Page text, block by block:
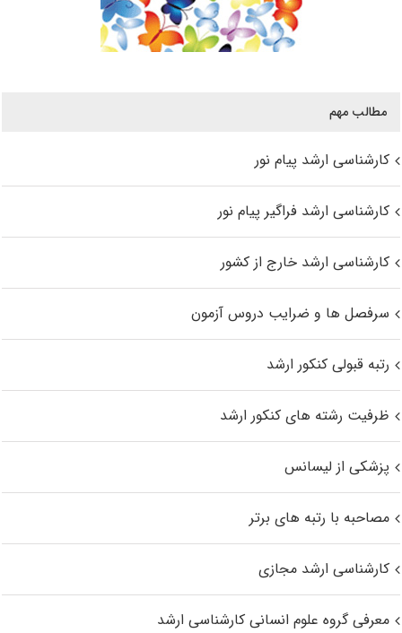
مطالب مهم
کارشناسی ارشد پیام نور
کارشناسی ارشد فراگیر پیام نور
کارشناسی ارشد خارج از کشور
سرفصل ها و ضرایب دروس آزمون
رتبه قبولی کنکور ارشد
ظرفیت رشته های کنکور ارشد
پزشکی از لیسانس
مصاحبه با رتبه های برتر
کارشناسی ارشد مجازی
معرفی گروه علوم انسانی کارشناسی ارشد